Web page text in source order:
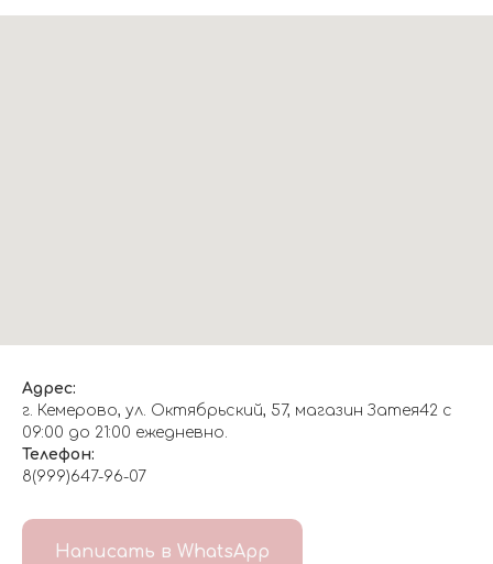
Адрес:
г. Кемерово, ул. Октябрьский, 57, магазин Затея42 с
09:00 до 21:00 ежедневно.
Телефон:
8(999)647-96-07
Написать в WhatsApp